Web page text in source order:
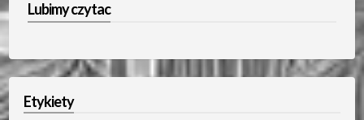
Lubimy czytac
Etykiety